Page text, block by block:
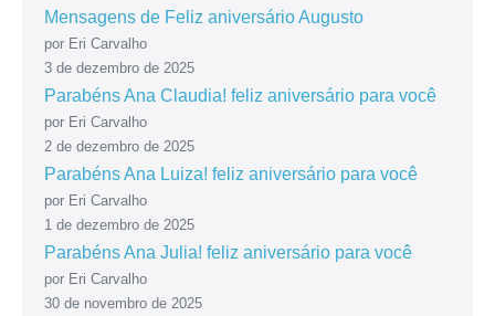
Mensagens de Feliz aniversário Augusto
por Eri Carvalho
3 de dezembro de 2025
Parabéns Ana Claudia! feliz aniversário para você
por Eri Carvalho
2 de dezembro de 2025
Parabéns Ana Luiza! feliz aniversário para você
por Eri Carvalho
1 de dezembro de 2025
Parabéns Ana Julia! feliz aniversário para você
por Eri Carvalho
30 de novembro de 2025